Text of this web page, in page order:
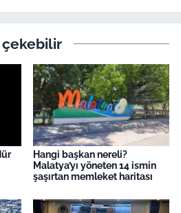
Hangi başkan nereli?
Malatya’yı yöneten 14 ismin
şaşırtan memleket haritası